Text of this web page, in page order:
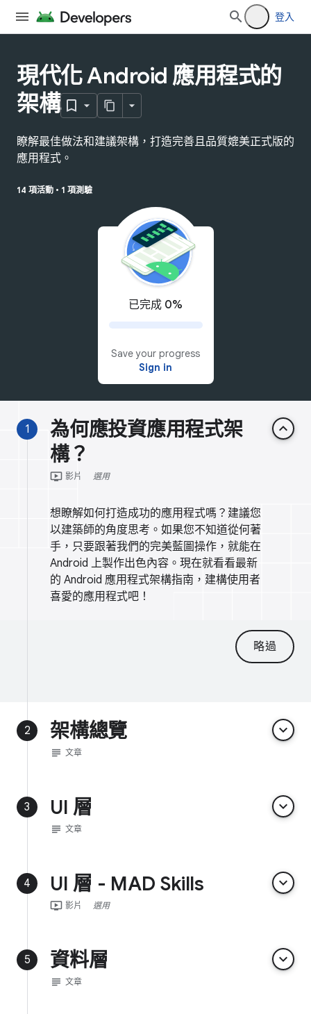
登入
現代化 Android 應用程式的
架構
瞭解最佳做法和建議架構，打造完善且品質媲美正式版的
應用程式。
14 項活動 • 1 項測驗
已完成 0%
Save your progress
Sign in
1
為何應投資應用程式架
構？
keyboard_arrow_up
ondemand_video 影片 選用
想瞭解如何打造成功的應用程式嗎？建議您
以建築師的角度思考。如果您不知道從何著
手，只要跟著我們的完美藍圖操作，就能在
Android 上製作出色內容。現在就看看最新
的 Android 應用程式架構指南，建構使用者
喜愛的應用程式吧！
略過
2 架構總覽 keyboard_arrow_down
subject 文章
3 UI 層 keyboard_arrow_down
subject 文章
4 UI 層 - MAD Skills keyboard_arrow_down
ondemand_video 影片 選用
5 資料層 keyboard_arrow_down
subject 文章